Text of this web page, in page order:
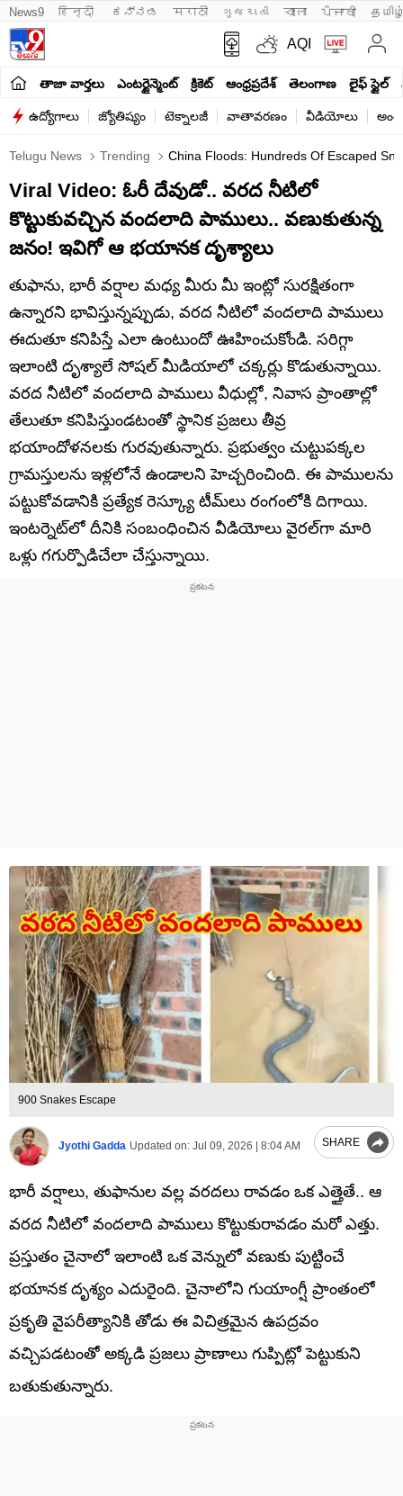
News9 हिन्दी ಕನ್ನಡ मराठी ગુજરાતી বাংলা ਪੰਜਾਬੀ
AQI
తాజా వార్తలు ఎంటర్టైన్మెంట్ క్రికెట్ ఆంధ్రప్రదేశ్ తెలంగాణ లైఫ్ స్టైల్
ఉద్యోగాలు జ్యోతిష్యం టెక్నాలజీ వాతావరణం వీడియోలు
Telugu News Trending China Floods: Hundreds Of Escaped
Viral Video: ఓరీ దేవుడో.. వరద నీటిలో
కొట్టుకువచ్చిన వందలాది పాములు.. వణుకుతున్న
జనం! ఇవిగో ఆ భయానక దృశ్యాలు
తుఫాను, భారీ వర్షాల మధ్య మీరు మీ ఇంట్లో సురక్షితంగా
ఉన్నారని భావిస్తున్నప్పుడు, వరద నీటిలో వందలాది పాములు
ఈదుతూ కనిపిస్తే ఎలా ఉంటుందో ఊహించుకోండి. సరిగ్గా
ఇలాంటి దృశ్యాలే సోషల్ మీడియాలో చక్కర్లు కొడుతున్నాయి.
వరద నీటిలో వందలాది పాములు వీధుల్లో, నివాస ప్రాంతాల్లో
తేలుతూ కనిపిస్తుండటంతో స్థానిక ప్రజలు తీవ్ర
భయాందోళనలకు గురవుతున్నారు. ప్రభుత్వం చుట్టుపక్కల
గ్రామస్తులను ఇళ్లలోనే ఉండాలని హెచ్చరించింది. ఈ పాములను
పట్టుకోవడానికి ప్రత్యేక రెస్క్యూ టీమ్‌లు రంగంలోకి దిగాయి.
ఇంటర్నెట్‌లో దీనికి సంబంధించిన వీడియోలు వైరల్‌గా మారి
ఒళ్లు గగుర్పొడిచేలా చేస్తున్నాయి.
900 Snakes Escape
Jyothi Gadda Updated on: Jul 09, 2026 | 8:04 AM SHARE
భారీ వర్షాలు, తుఫానుల వల్ల వరదలు రావడం ఒక ఎత్తైతే.. ఆ
వరద నీటిలో వందలాది పాములు కొట్టుకురావడం మరో ఎత్తు.
ప్రస్తుతం చైనాలో ఇలాంటి ఒక వెన్నులో వణుకు పుట్టించే
భయానక దృశ్యం ఎదురైంది. చైనాలోని గుయాంగ్షీ ప్రాంతంలో
ప్రకృతి వైపరీత్యానికి తోడు ఈ విచిత్రమైన ఉపద్రవం
వచ్చిపడటంతో అక్కడి ప్రజలు ప్రాణాలు గుప్పిట్లో పెట్టుకుని
బతుకుతున్నారు.